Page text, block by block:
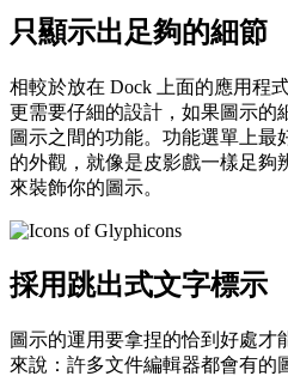
只顯示出足夠的細節
相較於放在 Dock 上面的應用程
更需要仔細的設計，如果圖示的
圖示之間的功能。功能選單上最
的外觀，就像是皮影戲一樣足夠
來裝飾你的圖示。
採用跳出式文字標示
圖示的運用要拿捏的恰到好處才
來說：許多文件編輯器都會有的